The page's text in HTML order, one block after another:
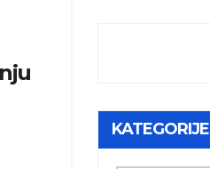
KATEGORIJE